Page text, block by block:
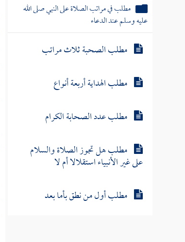
مطلب في مراتب الصلاة على النبي صلى الله
عليه وسلم عند الدعاء
مطلب الصحبة ثلاث مراتب
مطلب الهداية أربعة أنواع
مطلب عدد الصحابة الكرام
مطلب هل تجوز الصلاة والسلام
على غير الأنبياء استقلالا أم لا
مطلب أول من نطق بأما بعد